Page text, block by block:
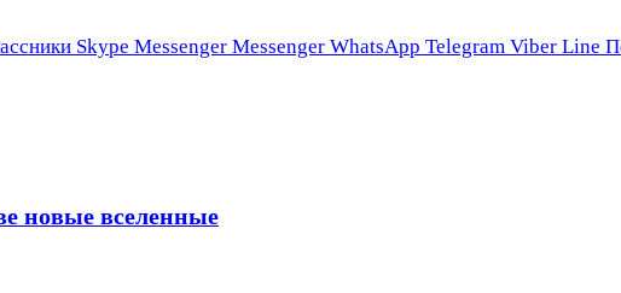
Skype Messenger Messenger WhatsApp Telegram Viber Line
новые вселенные